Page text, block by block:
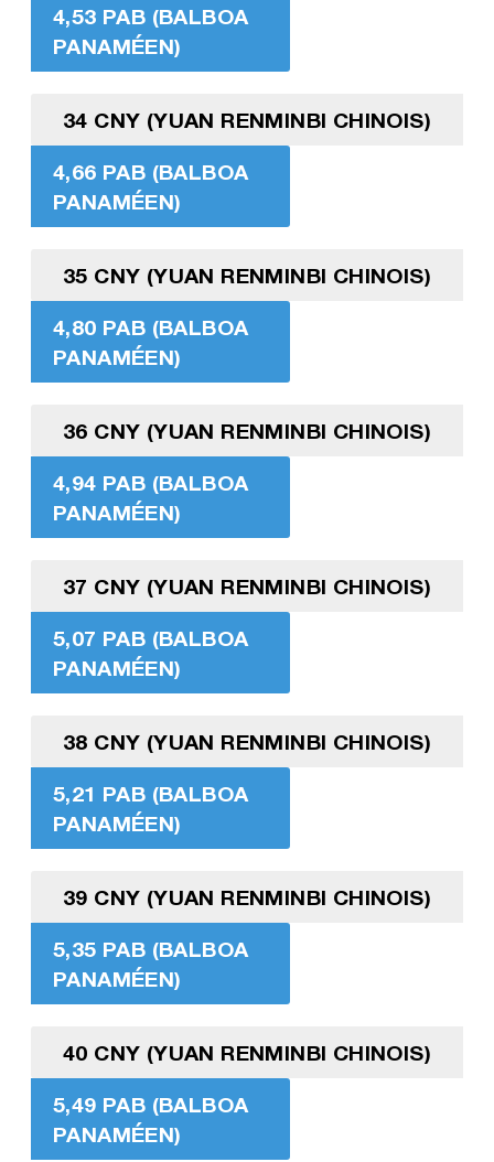
4,53 PAB (BALBOA
PANAMÉEN)
34 CNY (YUAN RENMINBI CHINOIS)
4,66 PAB (BALBOA
PANAMÉEN)
35 CNY (YUAN RENMINBI CHINOIS)
4,80 PAB (BALBOA
PANAMÉEN)
36 CNY (YUAN RENMINBI CHINOIS)
4,94 PAB (BALBOA
PANAMÉEN)
37 CNY (YUAN RENMINBI CHINOIS)
5,07 PAB (BALBOA
PANAMÉEN)
38 CNY (YUAN RENMINBI CHINOIS)
5,21 PAB (BALBOA
PANAMÉEN)
39 CNY (YUAN RENMINBI CHINOIS)
5,35 PAB (BALBOA
PANAMÉEN)
40 CNY (YUAN RENMINBI CHINOIS)
5,49 PAB (BALBOA
PANAMÉEN)